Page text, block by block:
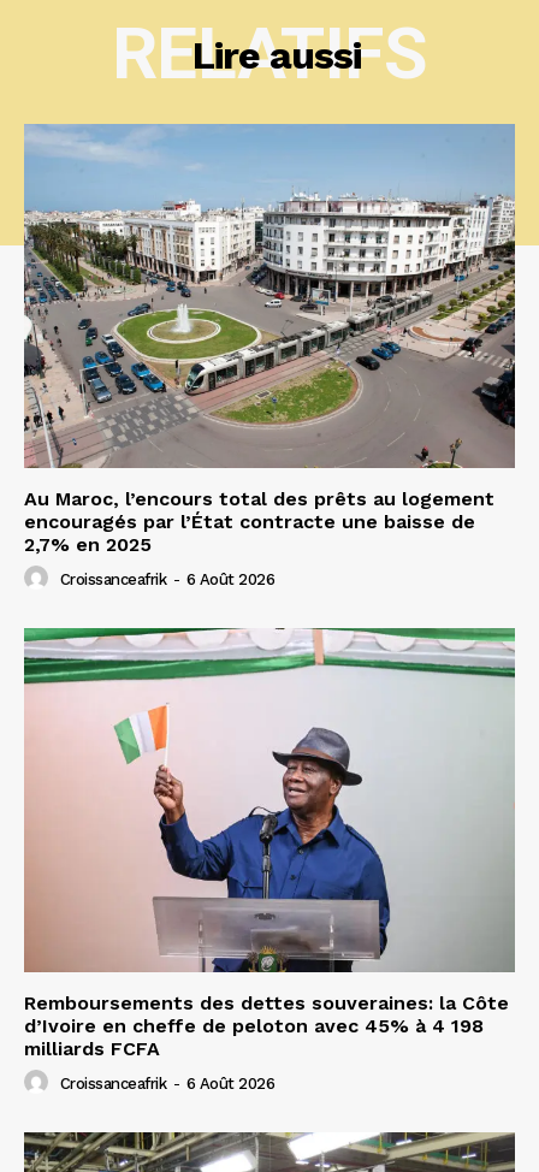
Lire aussi
RELATIFS
Au Maroc, l’encours total des prêts au logement
encouragés par l’État contracte une baisse de
2,7% en 2025
Croissanceafrik - 6 Août 2026
Remboursements des dettes souveraines: la Côte
d’Ivoire en cheffe de peloton avec 45% à 4 198
milliards FCFA
Croissanceafrik - 6 Août 2026